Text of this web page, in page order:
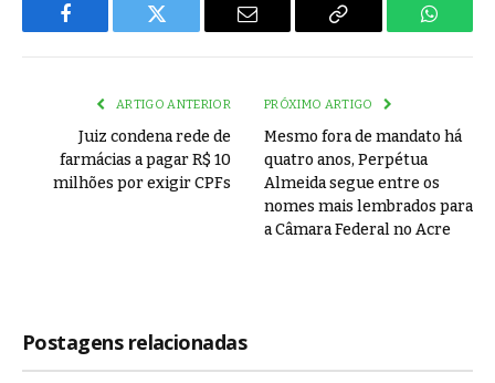
Facebook Twitter Email
Copy
ARTIGO ANTERIOR
Juiz condena rede de
farmácias a pagar R$ 10
milhões por exigir CPFs
PRÓXIMO ARTIGO
Mesmo fora de mandato há
quatro anos, Perpétua
Almeida segue entre os
nomes mais lembrados para
a Câmara Federal no Acre
Postagens relacionadas